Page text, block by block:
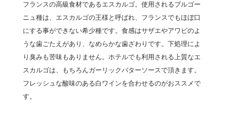
フランスの高級食材であるエスカルゴ。使用されるブルゴー
ニュ種は、エスカルゴの王様と呼ばれ、フランスでもほぼ口
にする事ができない希少種です。食感はサザエやアワビのよ
うな歯ごたえがあり、なめらかな歯ざわりです。下処理によ
り臭みも苦味もありません。ホテルでも利用される上質なエ
スカルゴは、もちろんガーリックバターソースで頂きます。
フレッシュな酸味のある白ワインを合わせるのがおススメで
す。